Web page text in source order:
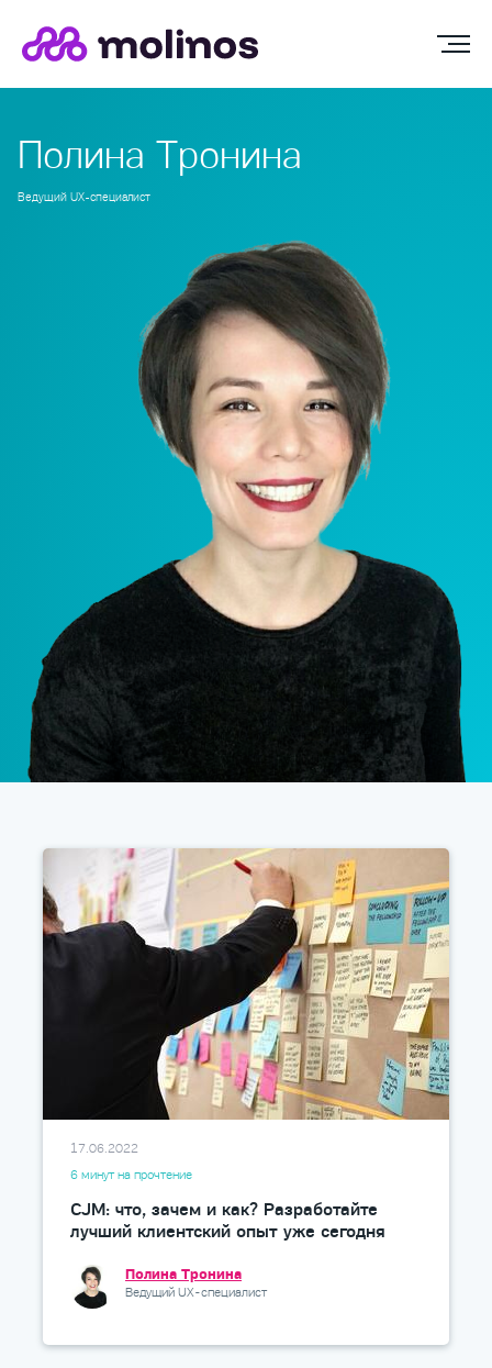
Полина Тронина
Ведущий UX-специалист
17.06.2022
6 минут на прочтение
CJM: что, зачем и как? Разработайте
лучший клиентский опыт уже сегодня
Полина Тронина
Ведущий UX-специалист